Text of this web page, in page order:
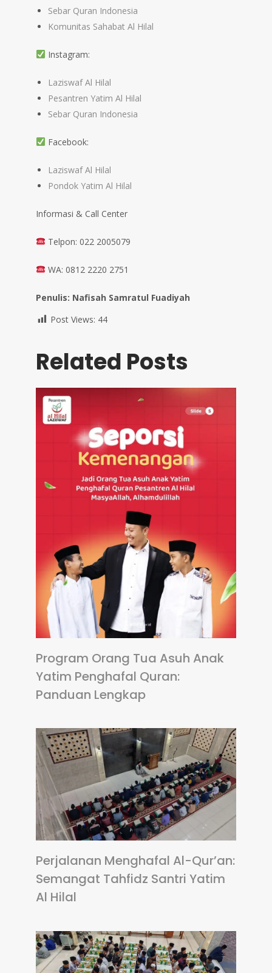
Sebar Quran Indonesia
Komunitas Sahabat Al Hilal
Instagram:
Laziswaf Al Hilal
Pesantren Yatim Al Hilal
Sebar Quran Indonesia
Facebook:
Laziswaf Al Hilal
Pondok Yatim Al Hilal
Informasi & Call Center
Telpon: 022 2005079
WA: 0812 2220 2751
Penulis: Nafisah Samratul Fuadiyah
Post Views: 44
Related Posts
Program Orang Tua Asuh Anak
Yatim Penghafal Quran:
Panduan Lengkap
Perjalanan Menghafal Al-Qur’an:
Semangat Tahfidz Santri Yatim
Al Hilal